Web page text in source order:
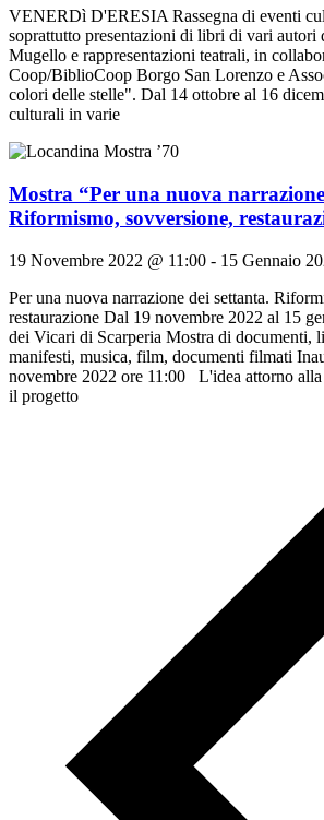
VENERDì D'ERESIA Rassegna di eventi
soprattutto presentazioni di libri di vari autori
Mugello e rappresentazioni teatrali, in
Coop/BiblioCoop Borgo San Lorenzo e
colori delle stelle". Dal 14 ottobre al 16
culturali in varie
Mostra “Per una nuova
Riformismo, sovversione,
19 Novembre 2022 @ 11:00 - 15 Gennaio
Per una nuova narrazione dei settanta.
restaurazione Dal 19 novembre 2022 al 15
dei Vicari di Scarperia Mostra di documenti,
manifesti, musica, film, documenti filmati
novembre 2022 ore 11:00 L'idea attorno alla
il progetto